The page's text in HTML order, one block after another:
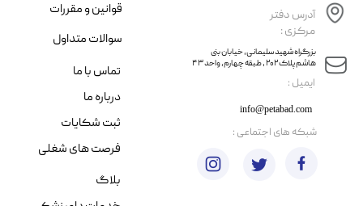
​ایمیل :
آدرس دفتر
مرکزی :
info@petabad.com
​​بزرگراه شهید سلیمانی، خیابان بنی
هاشم پلاک ۲۰۲ ، طبقه چهارم، واحد ۴۳
قوانین و مقررات
سوالات متداول
تماس با ما
درباره ما
ثبت شکایات
فرصت های شغلی
​شبکه های اجتماعی :
بلاگ